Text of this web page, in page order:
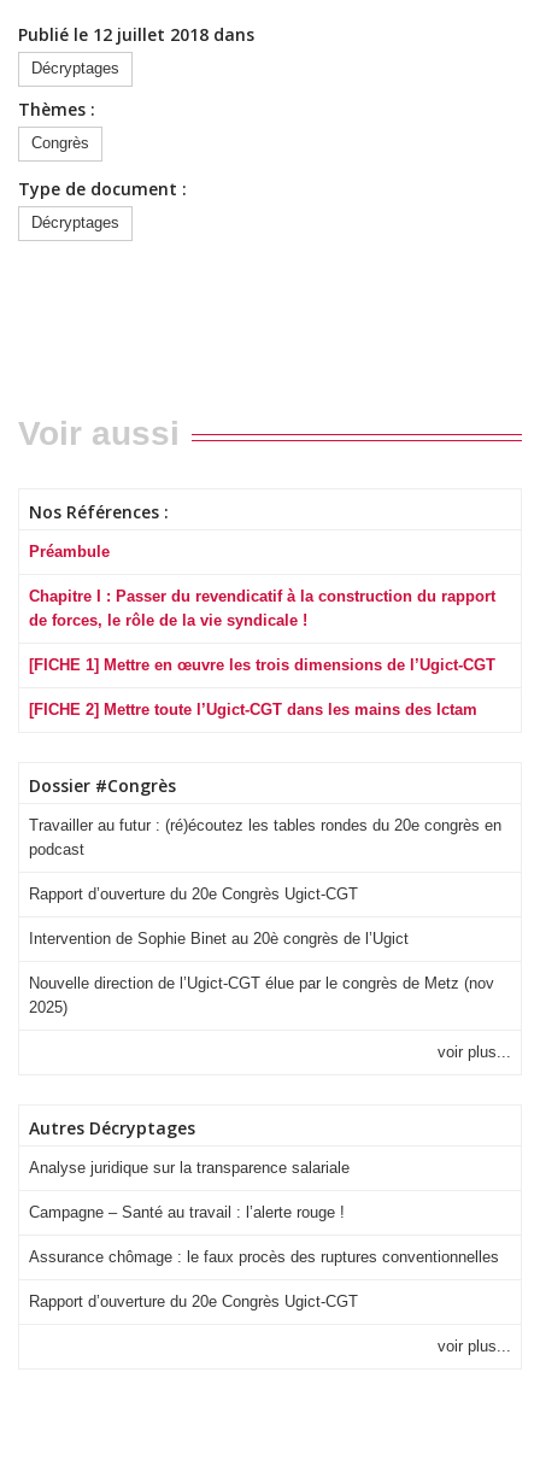
Publié le 12 juillet 2018 dans
Décryptages
Thèmes :
Congrès
Type de document :
Décryptages
Voir aussi
Nos Références :
Préambule
Chapitre I : Passer du revendicatif à la construction du rapport
de forces, le rôle de la vie syndicale !
[FICHE 1] Mettre en œuvre les trois dimensions de l’Ugict-CGT
[FICHE 2] Mettre toute l’Ugict-CGT dans les mains des Ictam
Dossier #Congrès
Travailler au futur : (ré)écoutez les tables rondes du 20e congrès en
podcast
Rapport d’ouverture du 20e Congrès Ugict-CGT
Intervention de Sophie Binet au 20è congrès de l’Ugict
Nouvelle direction de l’Ugict-CGT élue par le congrès de Metz (nov
2025)
voir plus...
Autres Décryptages
Analyse juridique sur la transparence salariale
Campagne – Santé au travail : l’alerte rouge !
Assurance chômage : le faux procès des ruptures conventionnelles
Rapport d’ouverture du 20e Congrès Ugict-CGT
voir plus...